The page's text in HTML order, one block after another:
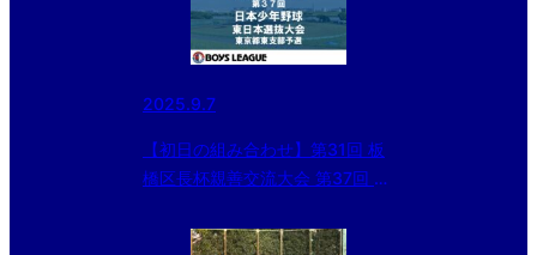
2025.9.7
【初日の組み合わせ】第31回 板
橋区長杯親善交流大会 第37回 日
都東支部予選